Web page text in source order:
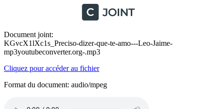
Document joint:
KGvcX1lXc1s_Preciso-dizer-que-te-amo---Leo-Jaime-
mp3youtubeconverter.org-.mp3
Cliquez pour accéder au fichier
Format du document: audio/mpeg